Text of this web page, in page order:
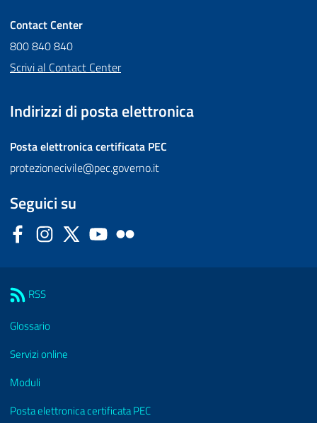
Contact Center
800 840 840
Scrivi al Contact Center
Indirizzi di posta elettronica
Posta elettronica certificata PEC
protezionecivile@pec.governo.it
Seguici su
FacebookInstagram
Twitter YouTube
RSS
Glossario
Servizi online
Moduli
Posta elettronica certificata PEC